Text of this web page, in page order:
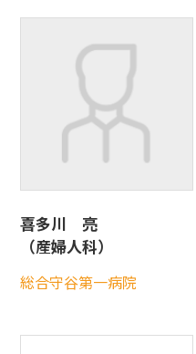
喜多川 亮
（産婦人科）
総合守谷第一病院